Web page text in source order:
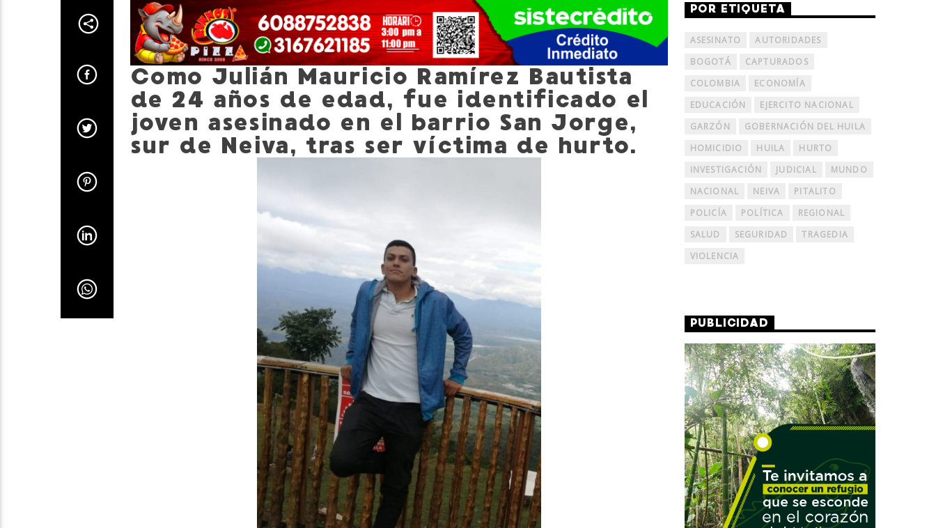
Como Julián Mauricio Ramírez Bautista
de 24 años de edad, fue identificado el
joven asesinado en el barrio San Jorge,
sur de Neiva, tras ser víctima de hurto.
POR ETIQUETA
ASESINATO
AUTORIDADES
BOGOTÁ
CAPTURADOS
COLOMBIA
ECONOMÍA
EDUCACIÓN
EJERCITO NACIONAL
GARZÓN
GOBERNACIÓN DEL HUILA
HOMICIDIO
HUILA
HURTO
INVESTIGACIÓN
JUDICIAL
MUNDO
NACIONAL
NEIVA
PITALITO
POLICÍA
POLÍTICA
REGIONAL
SALUD
SEGURIDAD
TRAGEDIA
VIOLENCIA
PUBLICIDAD